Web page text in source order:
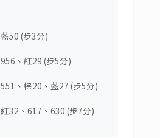
藍50 (步3分)
956、紅29 (步5分)
551、棕20、藍27 (步5分)
紅32、617、630 (步7分)